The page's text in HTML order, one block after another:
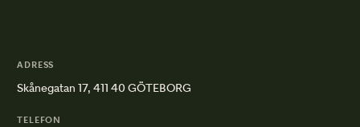
ADRESS
Skånegatan 17, 411 40 GÖTEBORG
TELEFON